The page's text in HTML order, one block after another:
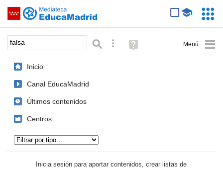
Saltar navegación
Palabra o frase: Búsqueda avanzada
Ayuda
(en
Inicio
Canal EducaMadrid
Últimos contenidos
Centros
Inicia sesión para aportar contenidos, crear listas de